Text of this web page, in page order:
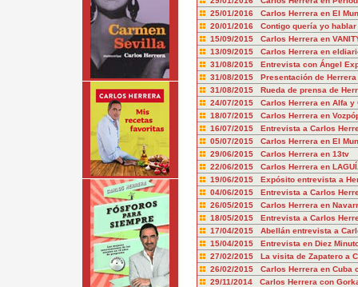
25/01/2016 Carlos Herrera en El
20/01/2016 Contigo quería yo hablar
15/09/2015 Carlos Herrera en
13/09/2015 Carlos Herrera en
31/08/2015 Entrevista con Ángel
31/08/2015 Presentación de Herrera
31/08/2015 Rueda de prensa de
24/07/2015 Carlos Herrera en Alfa y
18/07/2015 Carlos Herrera en
16/07/2015 Entrevista a Carlos
05/07/2015 Carlos Herrera en El
29/06/2015 Carlos Herrera en 13tv
22/06/2015 Carlos Herrera en
19/06/2015 Expósito entrevista a
04/06/2015 Entrevista a Carlos
26/05/2015 Carlos Herrera en
18/05/2015 Entrevista a Carlos
17/04/2015 Abellán entrevista a
15/04/2015 Entrevista en Diez
27/02/2015 La visita de Zapatero a
26/02/2015 Carlos Herrera en Cuba
29/11/2014 Carlos Herrera con